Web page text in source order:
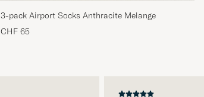
3-pack Airport Socks Anthracite Melange
CHF 65